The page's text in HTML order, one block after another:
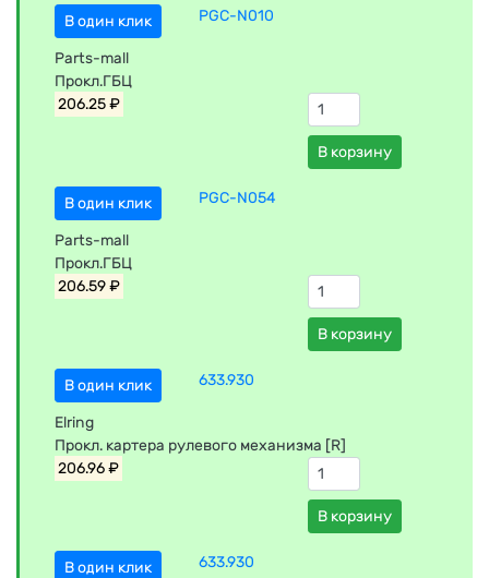
В один клик PGC-N010
Parts-mall
Прокл.ГБЦ
206.25 ₽
В корзину
В один клик PGC-N054
Parts-mall
Прокл.ГБЦ
206.59 ₽
В корзину
В один клик 633.930
Elring
Прокл. картера рулевого механизма [R]
206.96 ₽
В корзину
В один клик 633.930